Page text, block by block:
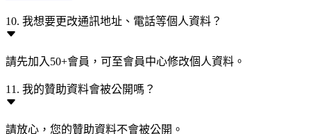
10. 我想要更改通訊地址、電話等個人資料？
請先加入50+會員，可至會員中心修改個人資料。
11. 我的贊助資料會被公開嗎？
請放心，您的贊助資料不會被公開。